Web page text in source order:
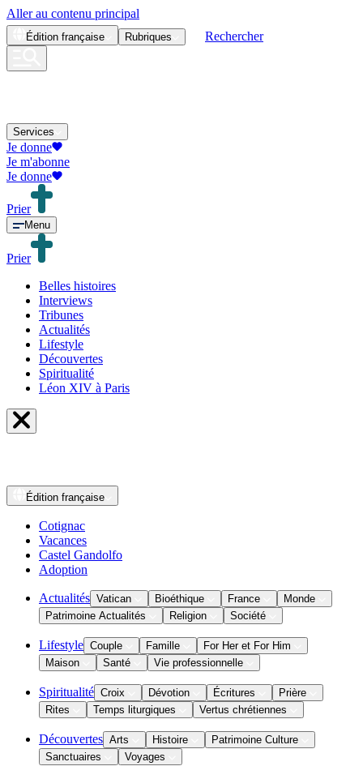
Aller au contenu principal
Édition française Rubriques Rechercher
Services
Je donne
Je m'abonne
Je donne
Prier
Menu
Prier
Belles histoires
Interviews
Tribunes
Actualités
Lifestyle
Découvertes
Spiritualité
Léon XIV à Paris
Édition française
Cotignac
Vacances
Castel Gandolfo
Adoption
Actualités Vatican Bioéthique France
Monde
Patrimoine Actualités
Religion Société
Lifestyle Couple Famille
For Her et For Him
Maison
Santé Vie professionnelle
Spiritualité Croix Dévotion Écritures
Prière
Rites
Temps liturgiques Vertus chrétiennes
Découvertes Arts Histoire
Patrimoine Culture
Sanctuaires
Voyages